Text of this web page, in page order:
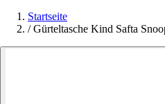
Startseite
/ Gürteltasche Kind Safta